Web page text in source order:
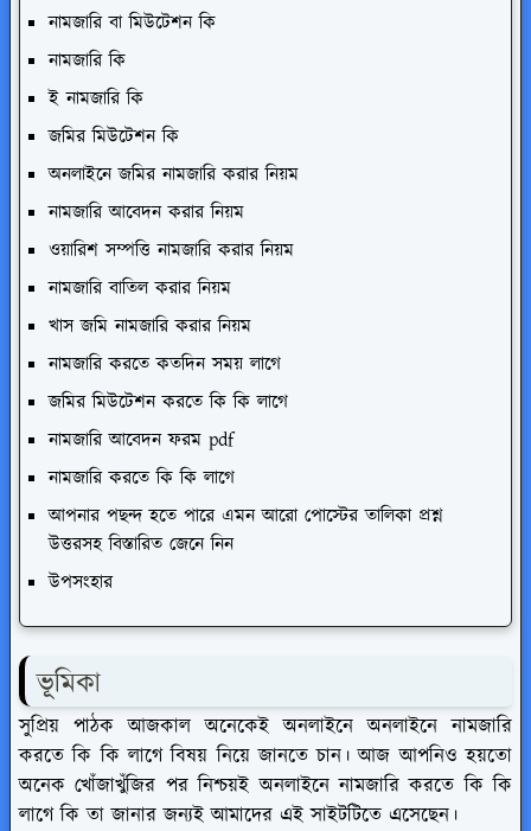
নামজারি বা মিউটেশন কি
নামজারি কি
ই নামজারি কি
জমির মিউটেশন কি
অনলাইনে জমির নামজারি করার নিয়ম
নামজারি আবেদন করার নিয়ম
ওয়ারিশ সম্পত্তি নামজারি করার নিয়ম
নামজারি বাতিল করার নিয়ম
খাস জমি নামজারি করার নিয়ম
নামজারি করতে কতদিন সময় লাগে
জমির মিউটেশন করতে কি কি লাগে
নামজারি আবেদন ফরম pdf
নামজারি করতে কি কি লাগে
আপনার পছন্দ হতে পারে এমন আরো পোস্টের তালিকা প্রশ্ন
উত্তরসহ বিস্তারিত জেনে নিন
উপসংহার
ভূমিকা
সুপ্রিয় পাঠক আজকাল অনেকেই অনলাইনে অনলাইনে নামজারি
করতে কি কি লাগে বিষয় নিয়ে জানতে চান। আজ আপনিও হয়তো
অনেক খোঁজাখুঁজির পর নিশ্চয়ই অনলাইনে নামজারি করতে কি কি
লাগে কি তা জানার জন্যই আমাদের এই সাইটটিতে এসেছেন।